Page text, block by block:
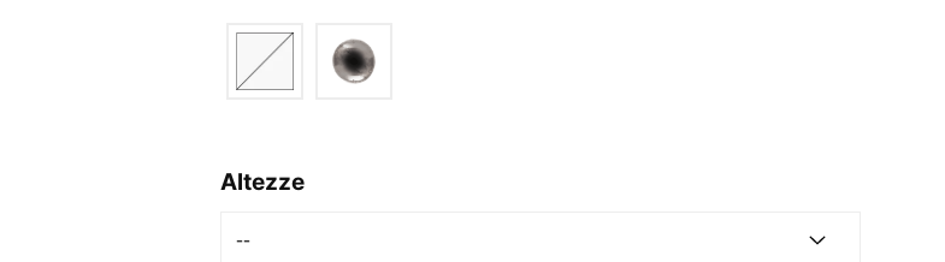
Altezze
--